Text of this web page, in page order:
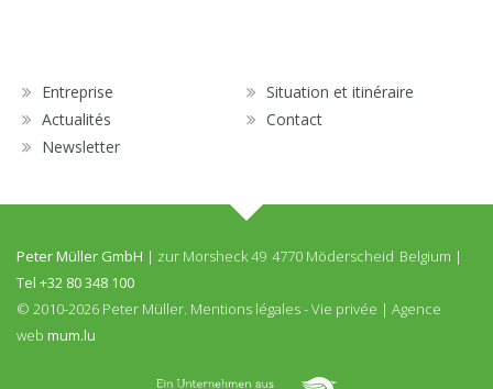
Contact
Newsletter
Entreprise
Situation et itinéraire
Actualités
Contact
Newsletter
Peter Müller GmbH | zur Morsheck 49 4770 Möderscheid Belgium |
Tel +32 80 348 100
© 2010-2026 Peter Müller. Mentions légales-Vie privée | Agence
web mum.lu